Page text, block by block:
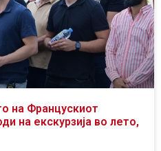
на Францускиот
на екскурзија во лето,